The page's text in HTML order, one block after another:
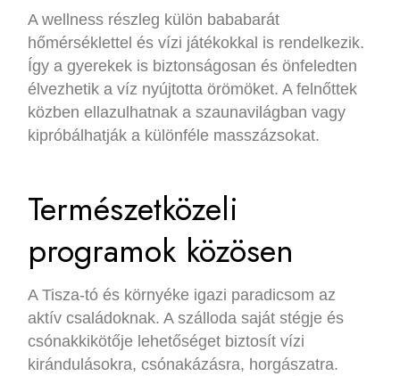
A wellness részleg külön bababarát
hőmérséklettel és vízi játékokkal is rendelkezik.
Így a gyerekek is biztonságosan és önfeledten
élvezhetik a víz nyújtotta örömöket. A felnőttek
közben ellazulhatnak a szaunavilágban vagy
kipróbálhatják a különféle masszázsokat.
Természetközeli
programok közösen
A Tisza-tó és környéke igazi paradicsom az
aktív családoknak. A szálloda saját stégje és
csónakkikötője lehetőséget biztosít vízi
kirándulásokra, csónakázásra, horgászatra.